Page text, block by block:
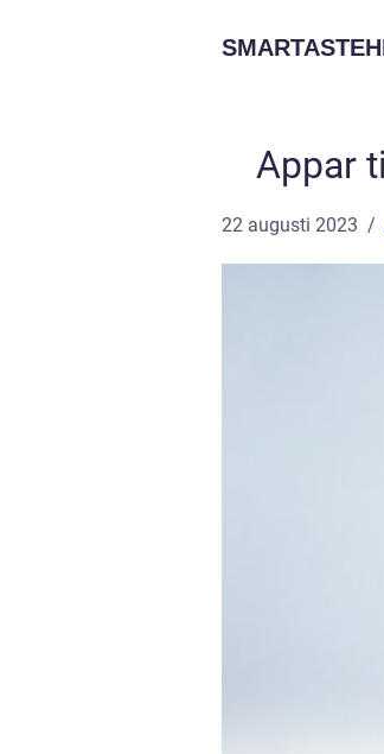
Appar
22 augusti 2023